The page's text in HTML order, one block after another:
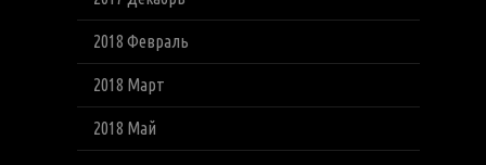
2018 Февраль
2018 Март
2018 Май